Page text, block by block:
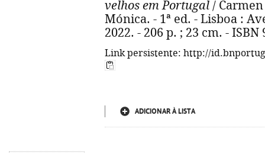
velhos em Portugal /
Mónica. - 1ª ed. - Lisboa :
2022. - 206 p. ; 23 cm. - ISBN
Link persistente: http://
ADICIONAR À LISTA